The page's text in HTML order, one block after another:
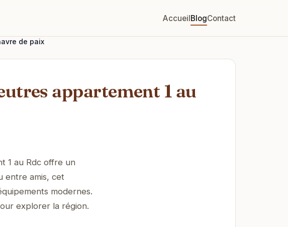
AccueilBlogContact
de paix
appartement 1 au
1 au Rdc offre un
entre amis, cet
modernes.
explorer la région.